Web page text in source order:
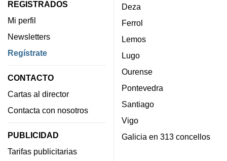
REGISTRADOS
Mi perfil
Newsletters
Regístrate
CONTACTO
Cartas al director
Contacta con nosotros
PUBLICIDAD
Tarifas publicitarias
Deza
Ferrol
Lemos
Lugo
Ourense
Pontevedra
Santiago
Vigo
Galicia en 313 concellos